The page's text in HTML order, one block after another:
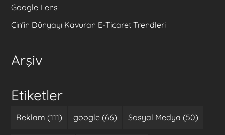
Google Lens
Çin’in Dünyayı Kavuran E-Ticaret Trendleri
Arşiv
Etiketler
Reklam (111) google (66) Sosyal Medya (50)